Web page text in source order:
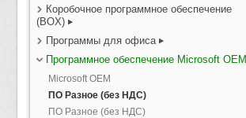
Коробочное программное обеспечение
(BOX)
Программы для офиса
Программное обеспечение Microsoft OEM
Microsoft OEM
ПО Разное (без НДС)
ПО Разное (без НДС)